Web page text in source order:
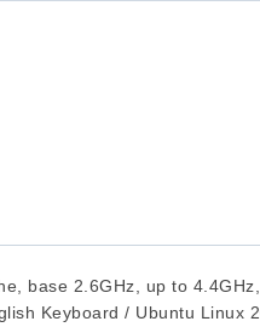
base 2.6GHz, up to
Keyboard / Ubuntu Linux